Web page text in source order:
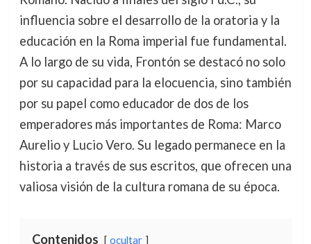
influencia sobre el desarrollo de la oratoria y la
educación en la Roma imperial fue fundamental.
A lo largo de su vida, Frontón se destacó no solo
por su capacidad para la elocuencia, sino también
por su papel como educador de dos de los
emperadores más importantes de Roma: Marco
Aurelio y Lucio Vero. Su legado permanece en la
historia a través de sus escritos, que ofrecen una
valiosa visión de la cultura romana de su época.
Contenidos ocultar